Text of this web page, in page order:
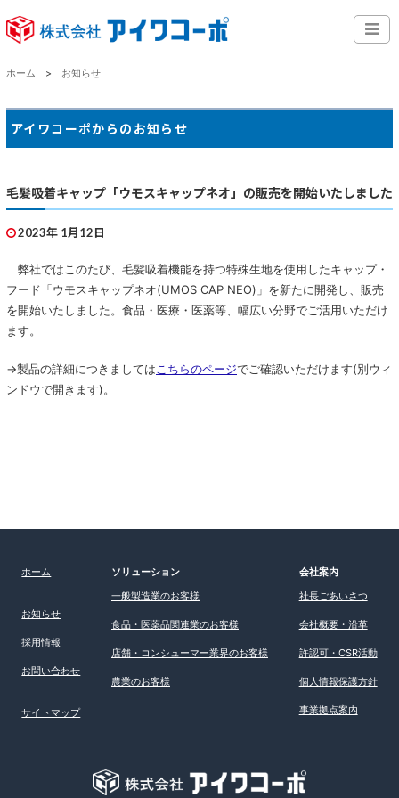
ホーム お知らせ
アイワコーポからのお知らせ
毛髪吸着キャップ「ウモスキャップネオ」の販売を開始いたしました
2023年 1月12日
弊社ではこのたび、毛髪吸着機能を持つ特殊生地を使用したキャップ・
フード「ウモスキャップネオ(UMOS CAP NEO)」を新たに開発し、販売
を開始いたしました。食品・医療・医薬等、幅広い分野でご活用いただけ
ます。
→製品の詳細につきましては こちらのページでご確認いただけます(別ウィ
ンドウで開きます)。
ホーム
お知らせ
採用情報
お問い合わせ
サイトマップ
ソリューション
一般製造業のお客様
食品・医薬品関連業のお客様
店舗・コンシューマー業界のお客様
農業のお客様
会社案内
社長ごあいさつ
会社概要・沿革
許認可・CSR活動
個人情報保護方針
事業拠点案内